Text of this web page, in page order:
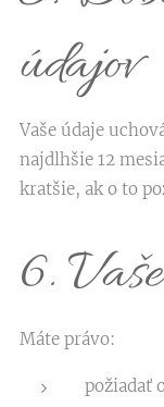
údajov
Vaše údaje
najdlhšie 12
kratšie, ak o to
6.
Máte právo:
požiadať